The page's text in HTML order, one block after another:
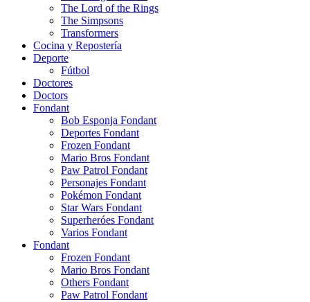
The Lord of the Rings
The Simpsons
Transformers
Cocina y Repostería
Deporte
Fútbol
Doctores
Doctors
Fondant
Bob Esponja Fondant
Deportes Fondant
Frozen Fondant
Mario Bros Fondant
Paw Patrol Fondant
Personajes Fondant
Pokémon Fondant
Star Wars Fondant
Superheróes Fondant
Varios Fondant
Fondant
Frozen Fondant
Mario Bros Fondant
Others Fondant
Paw Patrol Fondant